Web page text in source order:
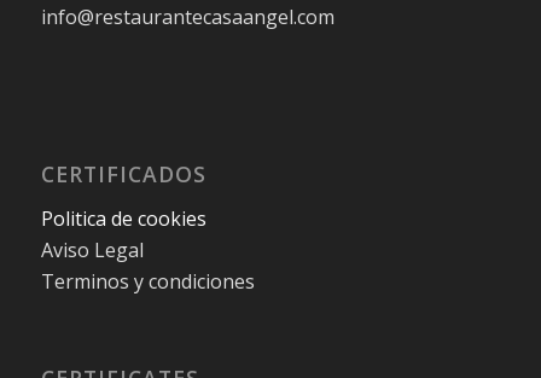
info@restaurantecasaangel.com
CERTIFICADOS
Politica de cookies
Aviso Legal
Terminos y condiciones